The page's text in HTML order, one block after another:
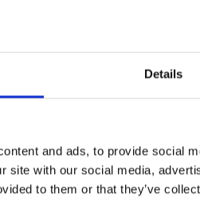
Details
and ads, to provide social
site with our social media,
to them or that they’ve
sjunka ner och svalka dig
utanför. Stora
boka bastun - en upplevelse